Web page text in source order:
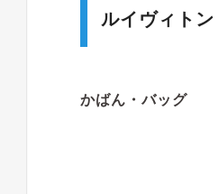
ルイヴィト
かばん・バッグ